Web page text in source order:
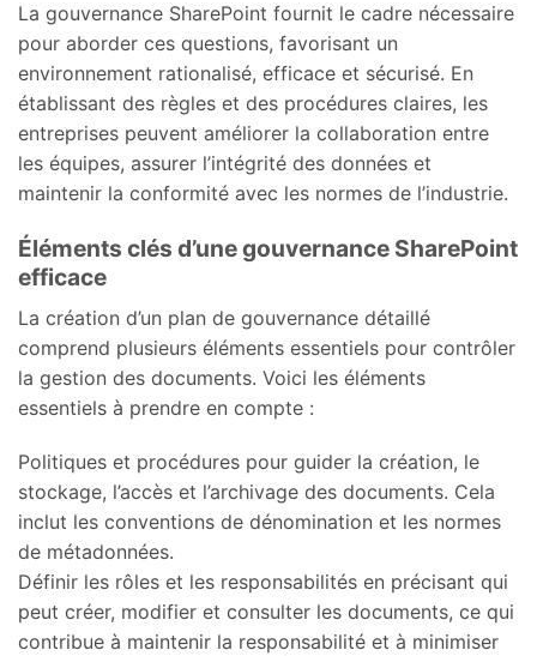
La gouvernance SharePoint fournit le cadre nécessaire
pour aborder ces questions, favorisant un
environnement rationalisé, efficace et sécurisé. En
établissant des règles et des procédures claires, les
entreprises peuvent améliorer la collaboration entre
les équipes, assurer l’intégrité des données et
maintenir la conformité avec les normes de l’industrie.
Éléments clés d’une gouvernance SharePoint
efficace
La création d’un plan de gouvernance détaillé
comprend plusieurs éléments essentiels pour contrôler
la gestion des documents. Voici les éléments
essentiels à prendre en compte :
Politiques et procédures pour guider la création, le
stockage, l’accès et l’archivage des documents. Cela
inclut les conventions de dénomination et les normes
de métadonnées.
Définir les rôles et les responsabilités en précisant qui
peut créer, modifier et consulter les documents, ce qui
contribue à maintenir la responsabilité et à minimiser